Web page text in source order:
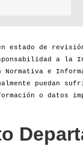
estado de
a la
Normativa e
puedan
o datos